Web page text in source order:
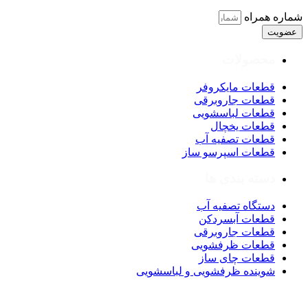
شماره همراه
عضویت
قطعات مایکروفر
قطعات جاروبرقی
قطعات لباسشویی
قطعات یخچال
قطعات تصفیه آب
قطعات اسپرسو ساز
دستگاه تصفیه آب
قطعات آبسردکن
قطعات جاروبرقی
قطعات ظرفشویی
قطعات چای ساز
شوینده ظرفشویی و لباسشویی